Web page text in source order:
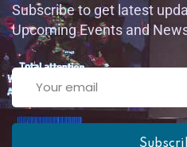
Subscribe to get latest
Upcoming Events and